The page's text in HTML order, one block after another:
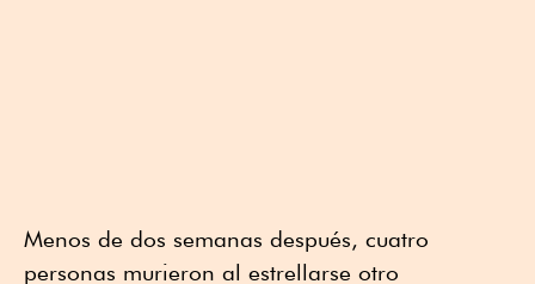
Menos de dos semanas después, cuatro
personas murieron al estrellarse otro